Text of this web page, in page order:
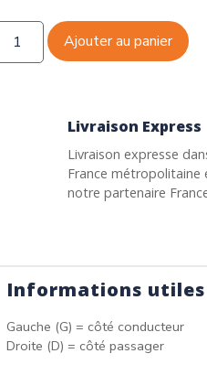
Ajouter au panier
Livraison Express
Livraison expresse
France métropolitaine
notre partenaire
Informations utiles
Gauche (G) = côté conducteur
Droite (D) = côté passager